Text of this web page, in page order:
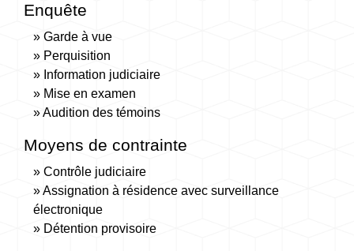
Enquête
Garde à vue
Perquisition
Information judiciaire
Mise en examen
Audition des témoins
Moyens de contrainte
Contrôle judiciaire
Assignation à résidence avec surveillance
électronique
Détention provisoire